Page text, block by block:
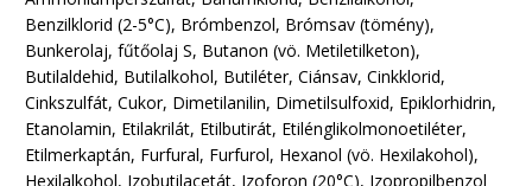
Benzilklorid (2-5°C), Brómbenzol, Brómsav (tömény),
Bunkerolaj, fűtőolaj S, Butanon (vö. Metiletilketon),
Butilaldehid, Butilalkohol, Butiléter, Ciánsav, Cinkklorid,
Cinkszulfát, Cukor, Dimetilanilin, Dimetilsulfoxid, Epiklorhidrin,
Etanolamin, Etilakrilát, Etilbutirát, Etilénglikolmonoetiléter,
Etilmerkaptán, Furfural, Furfurol, Hexanol (vö. Hexilakohol),
Hexilalkohol, Izobutilacetát, Izoforon (20°C), Izopropilbenzol